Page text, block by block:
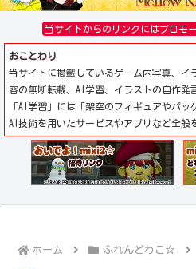
当サイトからのリンクにはプロモ
おことわり
当サイトに掲載しているゲーム内写真、イ
容の無断転載、AI学習、イラストの自作発
「AI学習」には「架空のフィギュアやパ
AI技術を用いたサービスやアプリなど全般
ホーム ふれんどわこ☆